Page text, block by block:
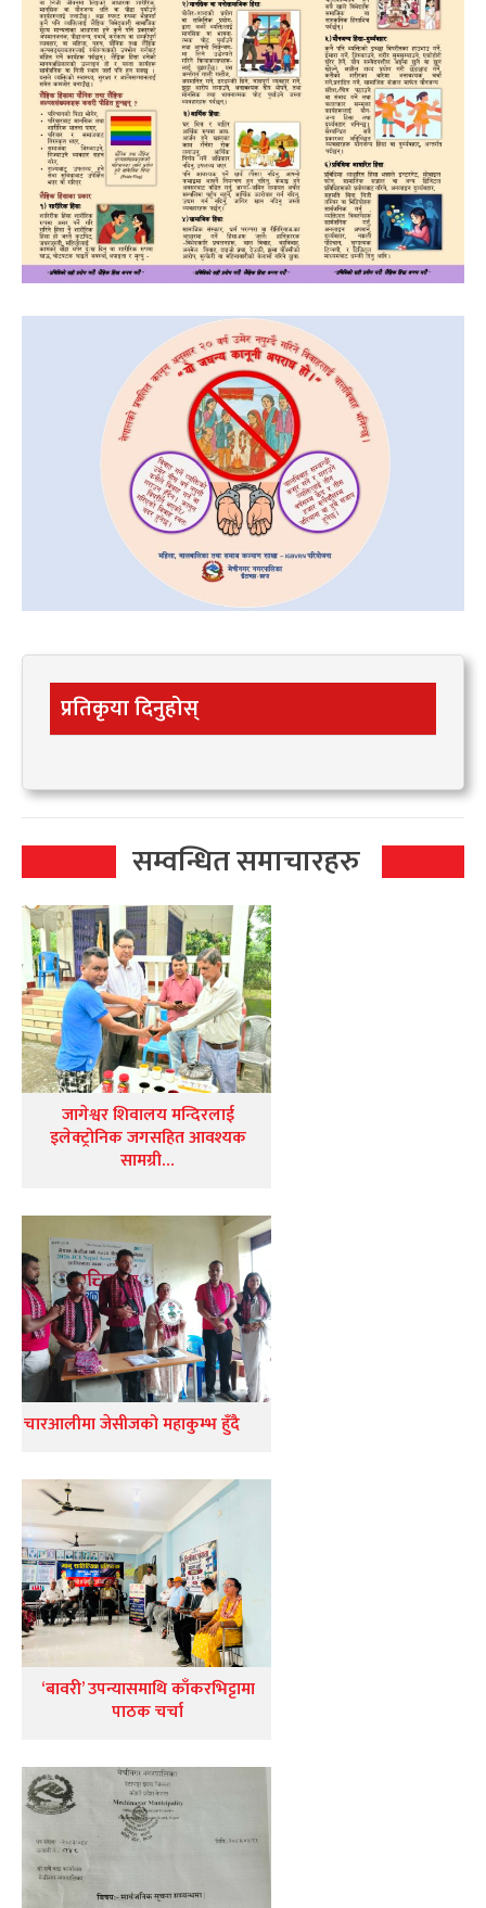
प्रतिकृया दिनुहोस्
सम्वन्धित समाचारहरु
जागेश्वर शिवालय मन्दिरलाई
इलेक्ट्रोनिक जगसहित आवश्यक
सामग्री…
चारआलीमा जेसीजको महाकुम्भ हुँदै
‘बावरी’ उपन्यासमाथि काँकरभिट्टामा
पाठक चर्चा